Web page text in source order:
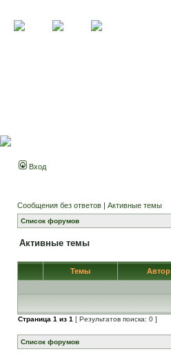
Вход
Сообщения без ответов | Активные темы
Список форумов
Активные темы
Темы Автор
Страница 1 из 1 [ Результатов поиска: 0 ]
Список форумов